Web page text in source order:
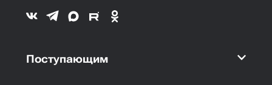
Поступающим